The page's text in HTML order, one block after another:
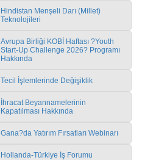
Hindistan Menşeli Darı (Millet)
Teknolojileri
Avrupa Birliği KOBİ Haftası ?Youth
Start-Up Challenge 2026? Programı
Hakkında
Tecil İşlemlerinde Değişiklik
İhracat Beyannamelerinin
Kapatılması Hakkında
Gana?da Yatırım Fırsatları Webinarı
Hollanda-Türkiye İş Forumu